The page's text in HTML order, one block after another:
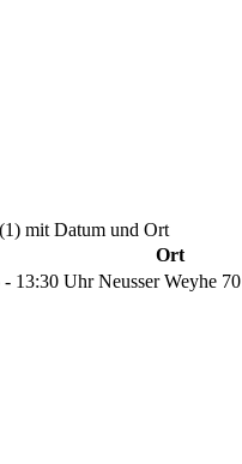
mit Datum und Ort
Ort
13:30 Uhr Neusser Weyhe 70